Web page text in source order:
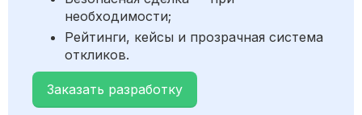
необходимости;
Рейтинги, кейсы и прозрачная система
откликов.
Заказать разработку